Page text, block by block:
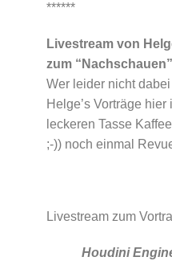
******
Livestream von
zum “Nachschauen”
Wer leider nicht
Helge’s Vorträge
leckeren Tasse
;-)) noch einmal
Livestream zum
Houdini